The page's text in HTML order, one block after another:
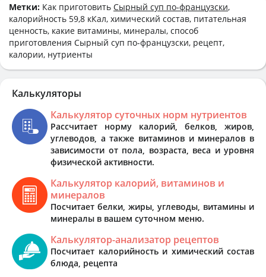
Метки: Как приготовить Сырный суп по-французски,
калорийность 59,8 кКал, химический состав, питательная
ценность, какие витамины, минералы, способ
приготовления Сырный суп по-французски, рецепт,
калории, нутриенты
Калькуляторы
Калькулятор суточных норм нутриентов
Рассчитает норму калорий, белков, жиров,
углеводов, а также витаминов и минералов в
зависимости от пола, возраста, веса и уровня
физической активности.
Калькулятор калорий, витаминов и
минералов
Посчитает белки, жиры, углеводы, витамины и
минералы в вашем суточном меню.
Калькулятор-анализатор рецептов
Посчитает калорийность и химический состав
блюда, рецепта